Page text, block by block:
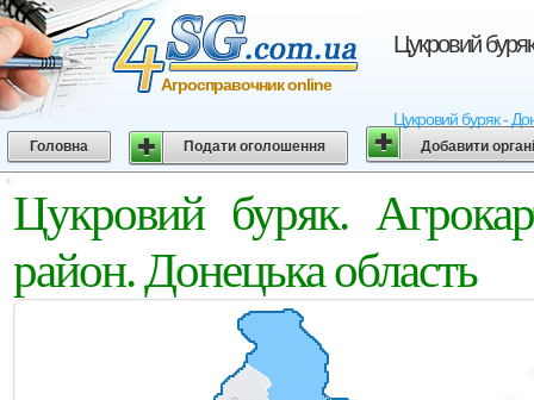
Цукровий
Цукровий буряк -
Агросправочник online
Головна Подати оголошення Добавити
Цукровий буряк.
район. Донецька область